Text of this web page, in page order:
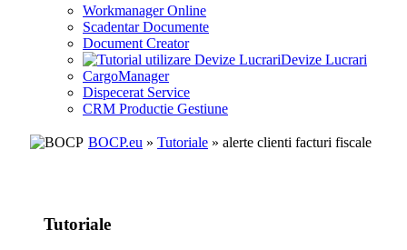
Workmanager Online
Scadentar Documente
Document Creator
Devize Lucrari
CargoManager
Dispecerat Service
CRM Productie Gestiune
BOCP.eu » Tutoriale » alerte clienti facturi fiscale
Tutoriale